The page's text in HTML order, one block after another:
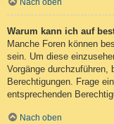
Warum kann ich auf
Manche Foren können
sein. Um diese
Vorgänge durchzuführen,
Berechtigungen. Frage
entsprechenden
Nach oben